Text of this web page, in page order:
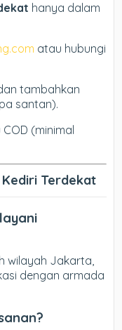
hanya dalam
atau hubungi
tambahkan
santan).
(minimal
Terdekat
wilayah Jakarta,
dengan armada